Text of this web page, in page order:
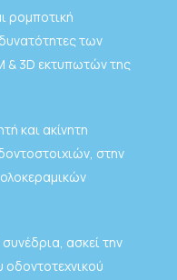
ρομποτική
των
& 3D εκτυπωτών της
και ακίνητη
στην
ασκεί την
οδοντοτεχνικού